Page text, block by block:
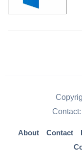
Contact:
About Contact